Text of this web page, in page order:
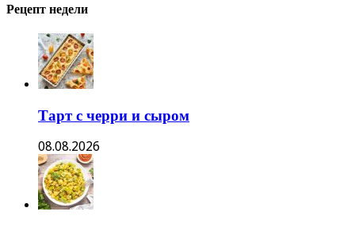
Рецепт недели
Тарт с черри и сыром
08.08.2026